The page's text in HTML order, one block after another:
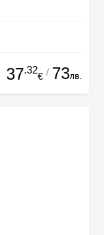
37.32
€ / 73лв.